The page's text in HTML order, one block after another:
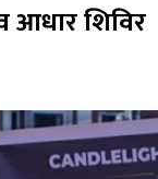
आधार शिविर